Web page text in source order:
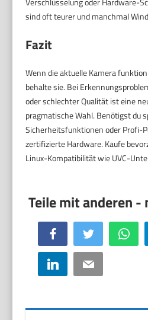
sind oft teurer und manchmal
Fazit
Wenn die aktuelle Kamera
behalte sie. Bei
oder schlechter Qualität ist eine
pragmatische Wahl. Benötigst du
Sicherheitsfunktionen oder Profi-
zertifizierte Hardware. Kaufe
Linux-Kompatibilität wie UVC-
Facebook Twitter
LinkedIn Email